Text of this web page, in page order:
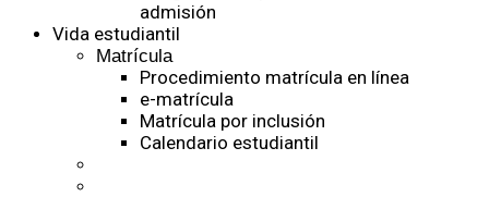
admisión
Vida estudiantil
Matrícula
Procedimiento matrícula en línea
e-matrícula
Matrícula por inclusión
Calendario estudiantil